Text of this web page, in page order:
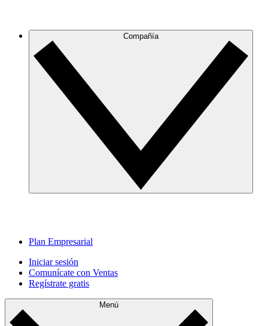
Compañía
Plan Empresarial
Iniciar sesión
Comunícate con Ventas
Regístrate gratis
Menú